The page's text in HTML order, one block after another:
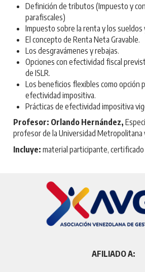
Definición de tributos (Impuesto y
parafiscales)
Impuesto sobre la renta y los sueldos
El concepto de Renta Neta Gravable.
Los desgravámenes y rebajas.
Opciones con efectividad fiscal
de ISLR.
Los beneficios flexibles como opción
efectividad impositiva.
Prácticas de efectividad impositiva
Profesor: Orlando Hernández,
profesor de la Universidad Metropolitana
Incluye: material participante,
AFILIADO A: